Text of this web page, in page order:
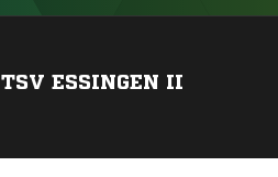
TSV ESSINGEN II